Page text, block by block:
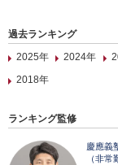
過去ランキング
2025年
2024年
2018年
ランキング監修
慶應義
（非常